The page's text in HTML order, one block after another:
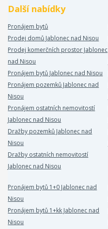
Další nabídky
Pronájem bytů
Prodej domů Jablonec nad Nisou
Prodej komerčních prostor Jablonec
nad Nisou
Pronájem bytů Jablonec nad Nisou
Pronájem pozemků Jablonec nad
Nisou
Pronájem ostatních nemovitostí
Jablonec nad Nisou
Dražby pozemků Jablonec nad
Nisou
Dražby ostatních nemovitostí
Jablonec nad Nisou
Pronájem bytů 1+0 Jablonec nad
Nisou
Pronájem bytů 1+kk Jablonec nad
Nisou